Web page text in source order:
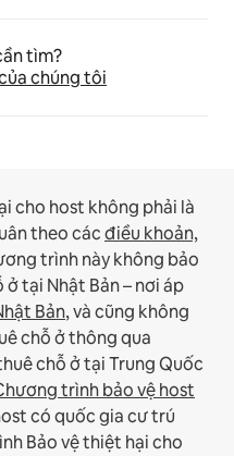
tìm?
chúng tôi
cho host không phải là
theo cácđiều khoản,
trình này không bảo
tại Nhật Bản – nơi áp
Bản, và cũng không
chỗ ở thông qua
chỗ ở tại Trung Quốc
trình bảo vệ host
có quốc gia cư trú
Bảo vệ thiệt hại cho